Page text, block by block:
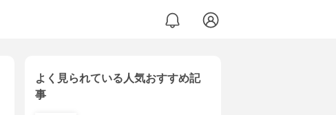
よく見られている人気おすすめ記
事